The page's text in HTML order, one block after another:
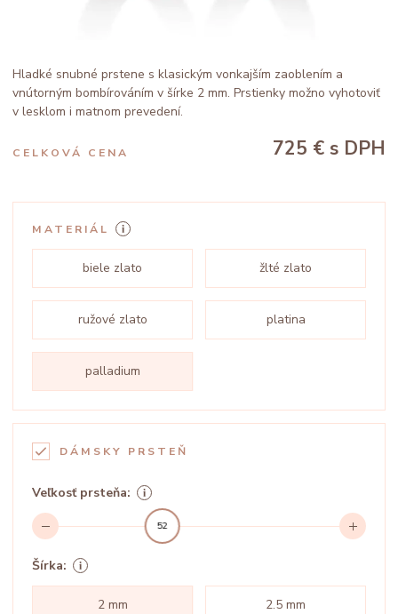
Hladké snubné prstene s klasickým vonkajším zaoblením a
vnútorným bombírováním v šírke 2 mm. Prstienky možno vyhotoviť
v lesklom i matnom prevedení.
CELKOVÁ CENA 725 € s DPH
MATERIÁL
biele zlato žlté zlato
ružové zlato platina
palladium
DÁMSKY PRSTEŇ
Veľkosť prsteňa:
52
Šírka:
2 mm 2.5 mm